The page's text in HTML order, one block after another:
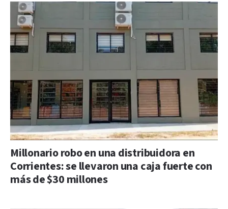
Millonario robo en una distribuidora en
Corrientes: se llevaron una caja fuerte con
más de $30 millones